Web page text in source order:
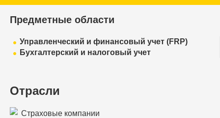
Предметные области
Управленческий и финансовый учет (FRP)
Бухгалтерский и налоговый учет
Отрасли
Страховые компании